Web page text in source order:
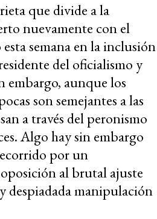
que divide a la
nuevamente con el
semana en la inclusión
del oficialismo y
embargo, aunque los
son semejantes a las
a través del peronismo
Algo hay sin embargo
por un
al brutal ajuste
despiadada manipulación